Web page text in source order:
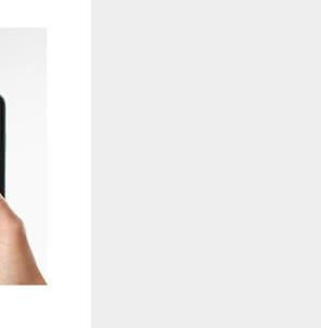
necesarias
para que el sitio web funcione y no se
necesarias te permitirán acceder a tu área de cliente,
compras. También nos permitirán detectar
y / o la navegación en el Sitio. Puedes configurar tu
pero algunas partes del sitio web pueden
personal.